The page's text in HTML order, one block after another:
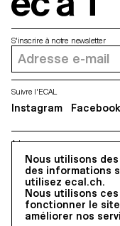
Nous utilisons
des informations
utilisez ecal.ch.
Nous utilisons
fonctionner le
améliorer nos
Adresse
5, avenue du
S'inscrire à notre newsletter
Suivre l'ECAL
Instagram Facebook
Tous droits réservés @2026
Contact Impressum